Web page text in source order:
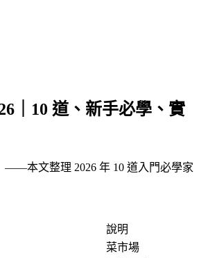
｜10 道、新手必學、實
——本文整理 2026 年 10 道入門必學家
說明
菜市場